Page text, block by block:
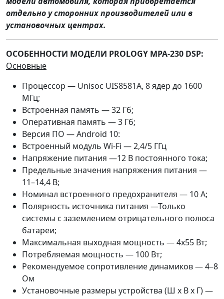
отдельно у сторонних производителей или в
установочных центрах.
ОСОБЕННОСТИ МОДЕЛИ PROLOGY MPA-230 DSP:
Основные
Процессор — Unisoc UIS8581A, 8 ядер до 1600
МГц;
Встроенная память — 32 Гб;
Оперативная память — 3 Гб;
Версия ПО — Android 10:
Встроенный модуль Wi-Fi — 2,4/5 ГГц
Напряжение питания —12 В постоянного тока;
Предельные значения напряжения питания —
11–14,4 В;
Номинал встроенного предохранителя — 10 А;
Полярность источника питания —Только
системы с заземлением отрицательного полюса
батареи;
Максимальная выходная мощность — 4x55 Вт;
Потребляемая мощность — 100 Вт;
Рекомендуемое сопротивление динамиков — 4–8
Ом
Установочные размеры устройства (Ш x В x Г) —